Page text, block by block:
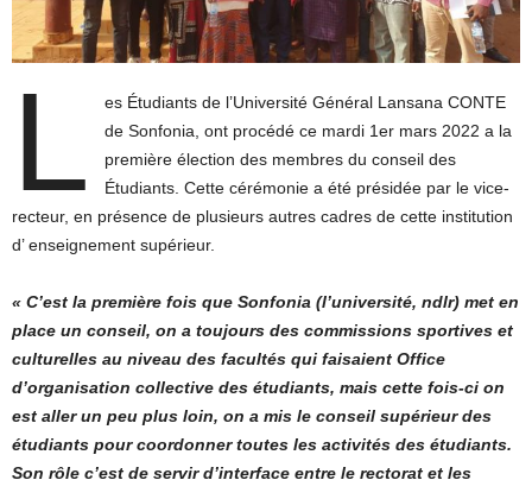
L
es Étudiants de l’Université Général Lansana CONTE
de Sonfonia, ont procédé ce mardi 1er mars 2022 a la
première élection des membres du conseil des
Étudiants. Cette cérémonie a été présidée par le vice-
recteur, en présence de plusieurs autres cadres de cette institution
d’ enseignement supérieur.
« C’est la première fois que Sonfonia (l’université, ndlr) met en
place un conseil, on a toujours des commissions sportives et
culturelles au niveau des facultés qui faisaient Office
d’organisation collective des étudiants, mais cette fois-ci on
est aller un peu plus loin, on a mis le conseil supérieur des
étudiants pour coordonner toutes les activités des étudiants.
Son rôle c’est de servir d’interface entre le rectorat et les